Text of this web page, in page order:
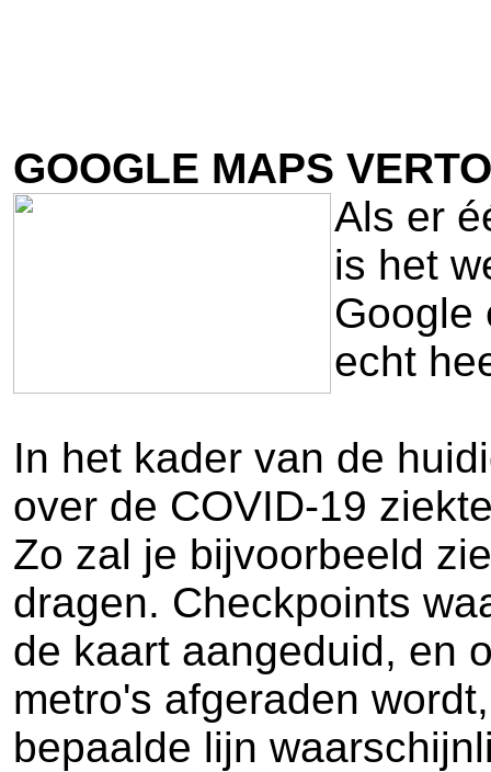
GOOGLE MAPS
Als er
is het
Google
echt
In het kader van de
over de COVID-19
Zo zal je bijvoorbeeld
dragen. Checkpoints
de kaart aangeduid, en
metro's afgeraden
bepaalde lijn